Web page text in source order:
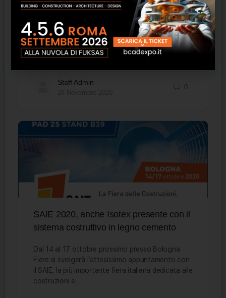
costruttivo, caratteristiche e normative
L’Italia è uno dei Paesi a maggior rischio sismico
del Mediterraneo per la sua posizione geografica,
collocata nella zona di convergenza tra Africa e
Eurasia.…
Staff Admin
0
SAIE 2020, anche Isotex presente con il
sistema costruttivo in legno cemento
Dal 14 al 17 ottobre prossimo presso Bologna
Fiere si svolgerà l’attesissimo appuntamento con
il SAIE, la più importante fiera italiana dedicata alle
costruzioni e…